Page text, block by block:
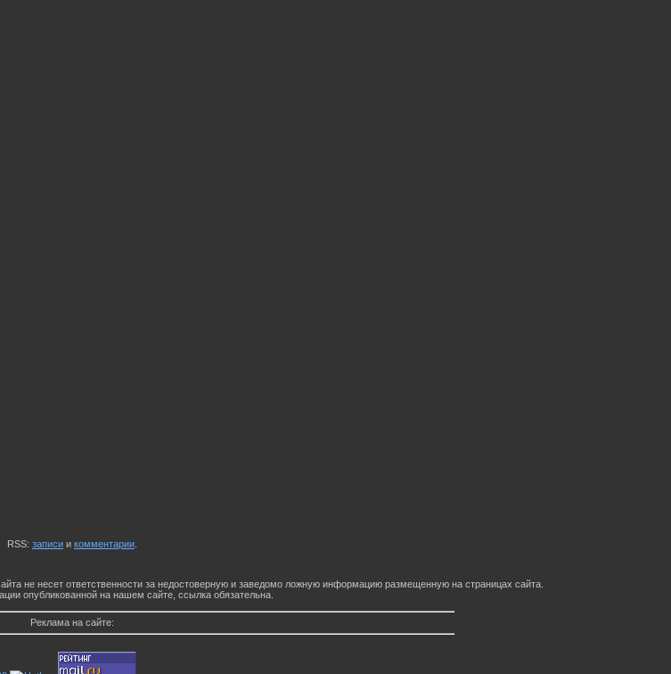
RSS: записи и комментарии
не несет ответственности за недостоверную и заведомо ложную информацию размещенную на страницах сайта.
опубликованной на нашем сайте, ссылка обязательна.
Реклама на сайте: